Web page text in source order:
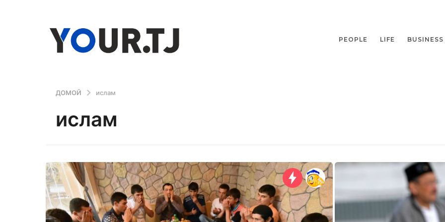
PEOPLE LIFE BUSINESS
ДОМОЙ ислам
ислам